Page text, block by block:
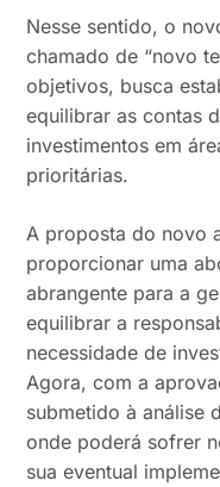
Nesse sentido, o
chamado de “novo
objetivos, busca
equilibrar as contas
investimentos em
prioritárias.
A proposta do novo
proporcionar uma
abrangente para a
equilibrar a
necessidade de
Agora, com a
submetido à análise
onde poderá sofrer
sua eventual